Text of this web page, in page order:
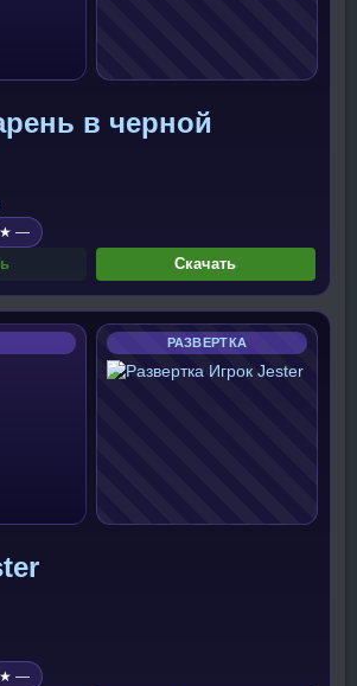
в черной
★ —
Скачать
РАЗВЕРТКА
★ —